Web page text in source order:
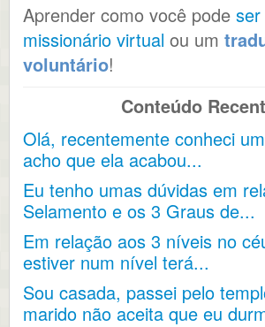
Aprender como você pode
missionário virtual ou um
voluntário!
Conteúdo
Olá, recentemente conheci
acho que ela acabou...
Eu tenho umas dúvidas em
Selamento e os 3 Graus de...
Em relação aos 3 níveis no
estiver num nível terá...
Sou casada, passei pelo
marido não aceita que eu